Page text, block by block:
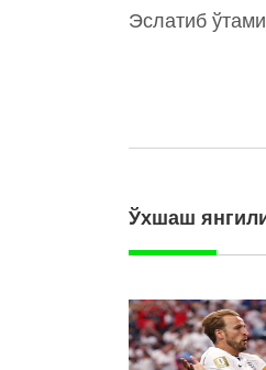
Эслатиб
Ўхшаш